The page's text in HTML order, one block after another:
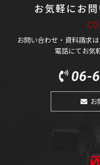
お気軽にお
お問い合わせ・資料請求
電話にてお気
06-
お